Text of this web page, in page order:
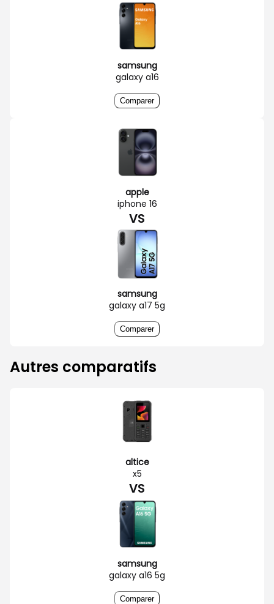
samsung
galaxy a16
Comparer
apple
iphone 16
VS
samsung
galaxy a17 5g
Comparer
Autres comparatifs
altice
x5
VS
samsung
galaxy a16 5g
Comparer